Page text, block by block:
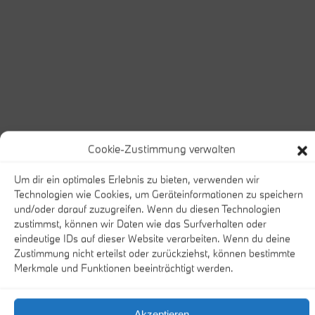
Cookie-Zustimmung verwalten
Um dir ein optimales Erlebnis zu bieten, verwenden wir
Technologien wie Cookies, um Geräteinformationen zu speichern
und/oder darauf zuzugreifen. Wenn du diesen Technologien
zustimmst, können wir Daten wie das Surfverhalten oder
eindeutige IDs auf dieser Website verarbeiten. Wenn du deine
Zustimmung nicht erteilst oder zurückziehst, können bestimmte
Merkmale und Funktionen beeinträchtigt werden.
Home / Neuwagen / BMW iX Aktion